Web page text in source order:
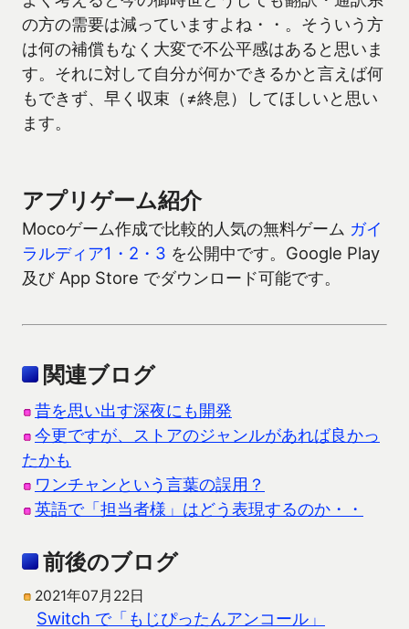
の方の需要は減っていますよね・・。そういう方
は何の補償もなく大変で不公平感はあると思いま
す。それに対して自分が何かできるかと言えば何
もできず、早く収束（≠終息）してほしいと思い
ます。
アプリゲーム紹介
Mocoゲーム作成で比較的人気の無料ゲーム ガイ
ラルディア1・2・3 を公開中です。Google Play
及び App Store でダウンロード可能です。
関連ブログ
昔を思い出す深夜にも開発
今更ですが、ストアのジャンルがあれば良かっ
たかも
ワンチャンという言葉の誤用？
英語で「担当者様」はどう表現するのか・・
前後のブログ
2021年07月22日
Switch で「もじぴったんアンコール」